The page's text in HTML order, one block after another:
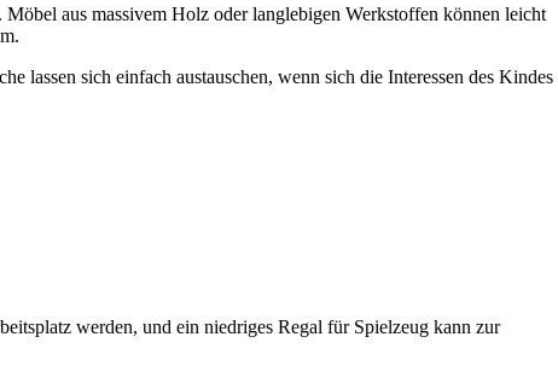
aus massivem Holz oder langlebigen Werkstoffen können leicht
lassen sich einfach austauschen, wenn sich die Interessen des Kindes
werden, und ein niedriges Regal für Spielzeug kann zur